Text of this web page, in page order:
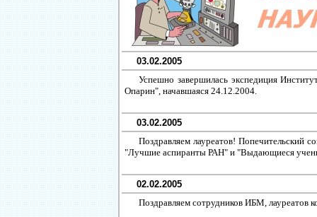
03.02.2005
Успешно завершилась экспедиция
Опарин", начавшаяся 24.12.2004.
03.02.2005
Поздравляем лауреатов! Попечительский
"Лучшие аспиранты РАН" и "Выдающиеся
02.02.2005
Поздравляем сотрудников ИБМ, лауреатов